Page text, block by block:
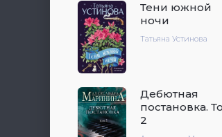
Тени южной
ночи
Татьяна Устинова
Дебютная
постановка.
2